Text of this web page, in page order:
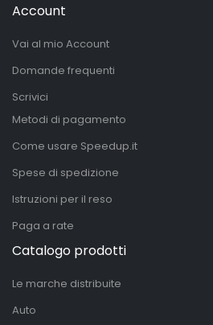
Account
Vai al mio Account
Domande frequenti
Scrivici
Metodi di pagamento
Come usare Speedup.it
Spese di spedizione
Istruzioni per il reso
Paga a rate
Catalogo prodotti
Le marche distribuite
Auto